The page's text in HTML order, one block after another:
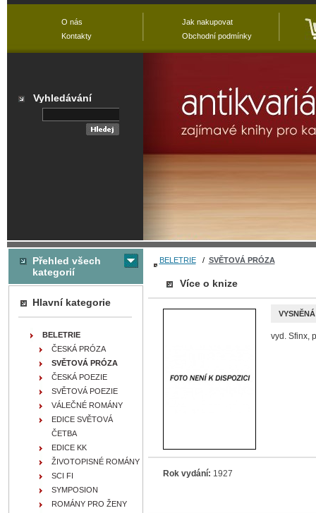
BELETRIE/ SVĚTOVÁ PRÓZA
Více o knize
VYSNĚNÁ
vyd. Sfinx,
Rok vydání: 1927
Přehled všech
kategorií
Hlavní kategorie
BELETRIE
ČESKÁ PRÓZA
SVĚTOVÁ PRÓZA
ČESKÁ POEZIE
SVĚTOVÁ POEZIE
VÁLEČNÉ ROMÁNY
EDICE SVĚTOVÁ
ČETBA
EDICE KK
ŽIVOTOPISNÉ ROMÁNY
SCI FI
SYMPOSION
ROMÁNY PRO ŽENY
O nás
Kontakty
Jak nakupovat
Obchodní podmínky
Vyhledávání